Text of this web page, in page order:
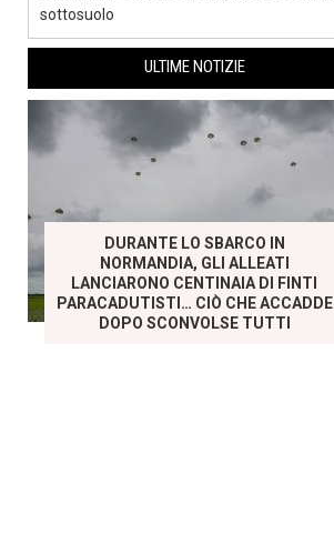
sottosuolo
ULTIME NOTIZIE
DURANTE LO SBARCO IN
NORMANDIA, GLI ALLEATI
LANCIARONO CENTINAIA DI FINTI
PARACADUTISTI… CIÒ CHE ACCADDE
DOPO SCONVOLSE TUTTI